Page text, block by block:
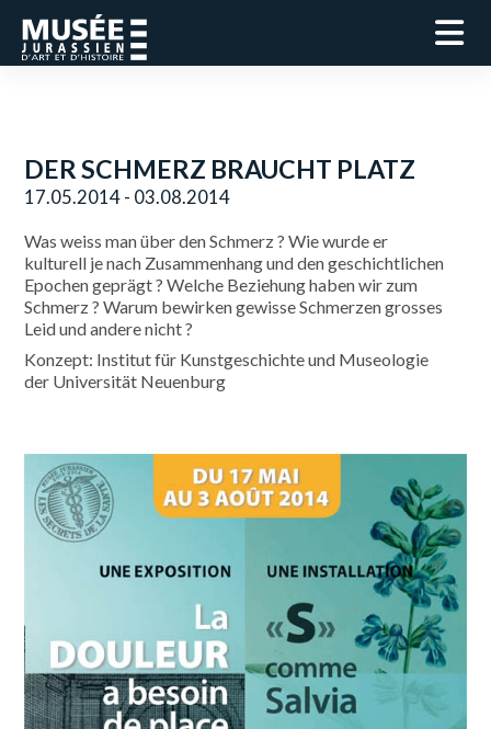
DER SCHMERZ BRAUCHT PLATZ
17.05.2014 - 03.08.2014
Was weiss man über den Schmerz ? Wie wurde er
kulturell je nach Zusammenhang und den geschichtlichen
Epochen geprägt ? Welche Beziehung haben wir zum
Schmerz ? Warum bewirken gewisse Schmerzen grosses
Leid und andere nicht ?
Konzept: Institut für Kunstgeschichte und Museologie
der Universität Neuenburg